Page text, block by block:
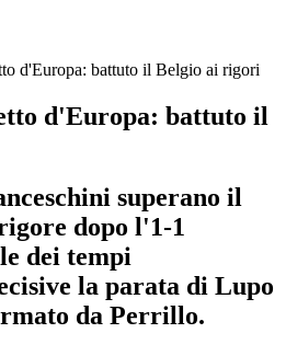
d'Europa: battuto il Belgio ai rigori
d'Europa: battuto il
superano il
dopo l'1-1
dei tempi
la parata di Lupo
da Perrillo.